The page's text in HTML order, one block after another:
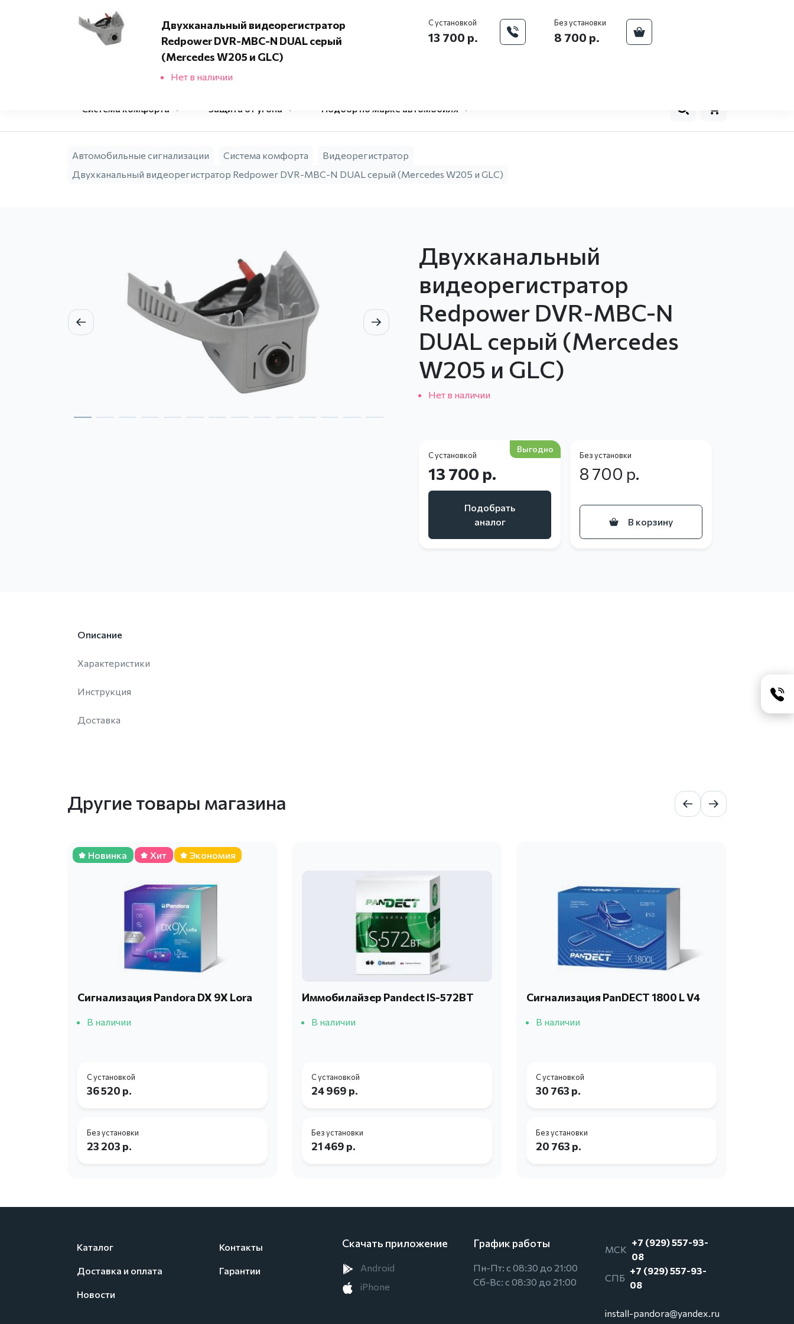
Адреса установочных центров Москва +7 (929) 557-93-08
Фирменный
установочный центр
Система комфорта Защита от угона Подбор по марке автомобиля
Автомобильные сигнализации Система комфорта
Видеорегистратор
Двухканальный видеорегистратор Redpower DVR-MBC-N DUAL серый (Mercedes W205 и GLC)
Двухканальный
видеорегистратор
Redpower DVR-MBC-N
DUAL серый (Mercedes
W205 и GLC)
Нет в наличии
С установкой
Выгодно
13 700 р.
Подобрать
аналог
Без установки
8 700 р.
В корзину
Описание
Характеристики
Инструкция
Доставка
Другие товары магазина
Новинка Хит Экономия
Сигнализация Pandora DX 9X Lora
В наличии
С установкой
36 520 р.
Без установки
23 203 р.
Иммобилайзер Pandect IS-572BT
В наличии
С установкой
24 969 р.
Без установки
21 469 р.
Сигнализация PanDECT 1800 L V4
В наличии
С установкой
30 763 р.
Без установки
20 763 р.
Каталог
Доставка и оплата
Новости
Контакты
Гарантии
Скачать приложение
Android
iPhone
График работы
Пн-Пт: с 08:30 до 21:00
Сб-Вс: с 08:30 до 21:00
МСК
+7 (929) 557-93-
08
СПБ
+7 (929) 557-93-
08
install-pandora@yandex.ru
Двухканальный видеорегистратор
Redpower DVR-MBC-N DUAL серый
(Mercedes W205 и GLC)
Нет в наличии
С установкой
13 700 р.
Без установки
8 700 р.